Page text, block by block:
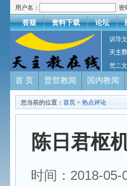
用户名： 密
答疑 资料下载 论坛
训导
天主
梵二
首 页 普世教闻 国内教闻
您当前的位置： 首页 > 热点评论
陈日君枢
时间：2018-